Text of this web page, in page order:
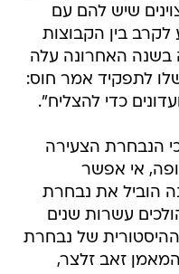
שיש להם עם
לקרב בין הקבוצות
בשנה האחרונה עלה
לתפקיד אמר חוס:
כדי להצליח".
הנבחרת הצעירה
אי אפשר
הוביל את נבחרת
עשרות שנים
של נבחרת
זאב זלצר,